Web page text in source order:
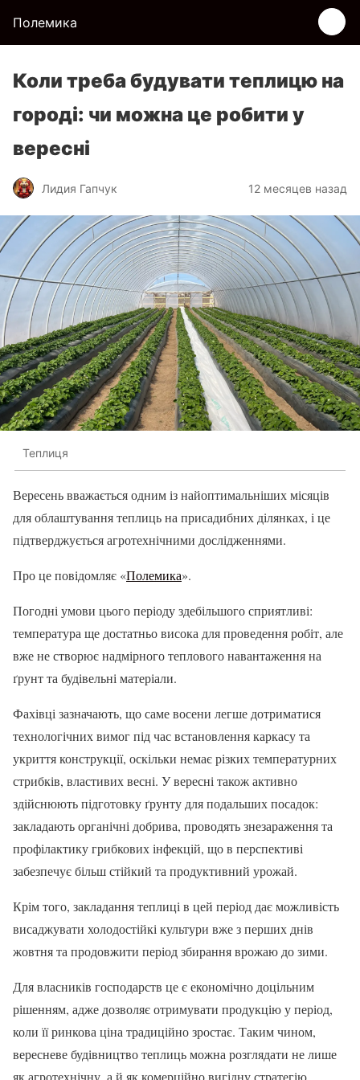
Полемика
Коли треба будувати теплицю на
городі: чи можна це робити у
вересні
Лидия Гапчук 12 месяцев назад
Теплиця
Вересень вважається одним із найоптимальніших місяців
для облаштування теплиць на присадибних ділянках, і це
підтверджується агротехнічними дослідженнями.
Про це повідомляє «Полемика».
Погодні умови цього періоду здебільшого сприятливі:
температура ще достатньо висока для проведення робіт, але
вже не створює надмірного теплового навантаження на
ґрунт та будівельні матеріали.
Фахівці зазначають, що саме восени легше дотриматися
технологічних вимог під час встановлення каркасу та
укриття конструкції, оскільки немає різких температурних
стрибків, властивих весні. У вересні також активно
здійснюють підготовку ґрунту для подальших посадок:
закладають органічні добрива, проводять знезараження та
профілактику грибкових інфекцій, що в перспективі
забезпечує більш стійкий та продуктивний урожай.
Крім того, закладання теплиці в цей період дає можливість
висаджувати холодостійкі культури вже з перших днів
жовтня та продовжити період збирання врожаю до зими.
Для власників господарств це є економічно доцільним
рішенням, адже дозволяє отримувати продукцію у період,
коли її ринкова ціна традиційно зростає. Таким чином,
вересневе будівництво теплиць можна розглядати не лише
як агротехнічну, а й як комерційно вигідну стратегію.